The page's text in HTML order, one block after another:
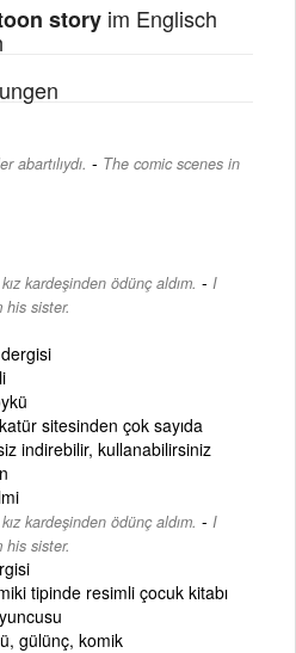
story im Englisch
abartılıydı. - The comic scenes in
kardeşinden ödünç aldım. - I
his sister.
sitesinden çok sayıda
indirebilir, kullanabilirsiniz
kardeşinden ödünç aldım. - I
his sister.
tipinde resimli çocuk kitabı
gülünç, komik